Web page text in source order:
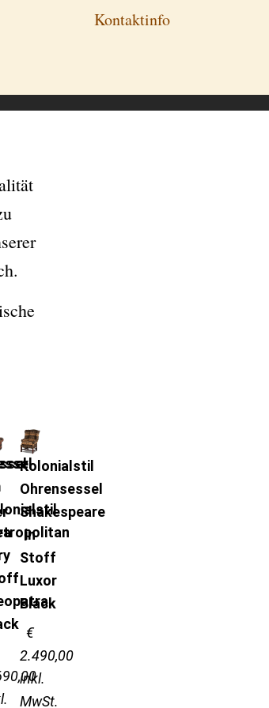
Kontaktinfo
Kolonialstil
Ohrensessel
Shakespeare
in
Stoff
Luxor
Black
€
2.490,00
inkl.
MwSt.